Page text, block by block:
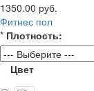
1350.00 руб.
Фитнес пол
* Плотность:
Цвет